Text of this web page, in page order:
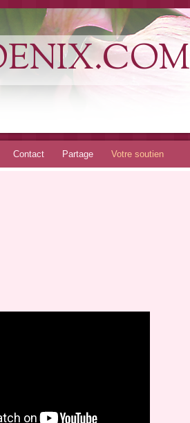
Contact Partage Votre soutien